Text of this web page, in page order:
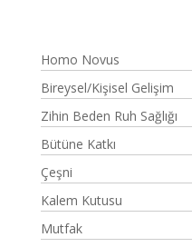
Homo Novus
Bireysel/Kişisel Gelişim
Zihin Beden Ruh Sağlığı
Bütüne Katkı
Çeşni
Kalem Kutusu
Mutfak